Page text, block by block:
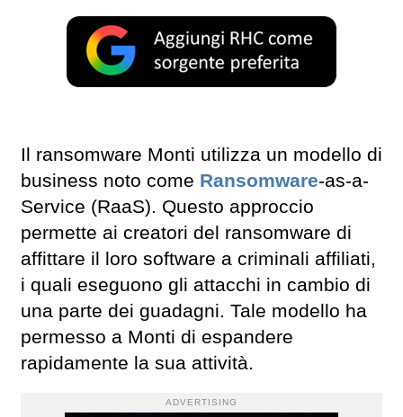
Il ransomware Monti utilizza un modello di
business noto come Ransomware-as-a-
Service (RaaS). Questo approccio
permette ai creatori del ransomware di
affittare il loro software a criminali affiliati,
i quali eseguono gli attacchi in cambio di
una parte dei guadagni. Tale modello ha
permesso a Monti di espandere
rapidamente la sua attività.
ADVERTISING